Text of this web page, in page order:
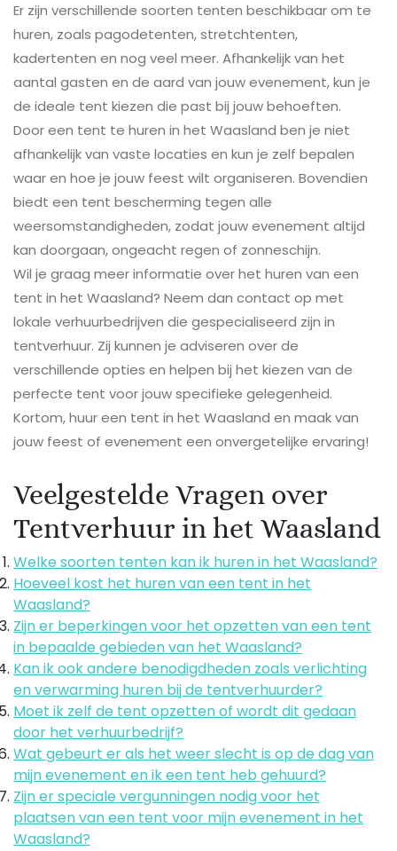
Er zijn verschillende soorten tenten beschikbaar om te
huren, zoals pagodetenten, stretchtenten,
kadertenten en nog veel meer. Afhankelijk van het
aantal gasten en de aard van jouw evenement, kun je
de ideale tent kiezen die past bij jouw behoeften.
Door een tent te huren in het Waasland ben je niet
afhankelijk van vaste locaties en kun je zelf bepalen
waar en hoe je jouw feest wilt organiseren. Bovendien
biedt een tent bescherming tegen alle
weersomstandigheden, zodat jouw evenement altijd
kan doorgaan, ongeacht regen of zonneschijn.
Wil je graag meer informatie over het huren van een
tent in het Waasland? Neem dan contact op met
lokale verhuurbedrijven die gespecialiseerd zijn in
tentverhuur. Zij kunnen je adviseren over de
verschillende opties en helpen bij het kiezen van de
perfecte tent voor jouw specifieke gelegenheid.
Kortom, huur een tent in het Waasland en maak van
jouw feest of evenement een onvergetelijke ervaring!
Veelgestelde Vragen over
Tentverhuur in het Waasland
Welke soorten tenten kan ik huren in het Waasland?
Hoeveel kost het huren van een tent in het
Waasland?
Zijn er beperkingen voor het opzetten van een tent
in bepaalde gebieden van het Waasland?
Kan ik ook andere benodigdheden zoals verlichting
en verwarming huren bij de tentverhuurder?
Moet ik zelf de tent opzetten of wordt dit gedaan
door het verhuurbedrijf?
Wat gebeurt er als het weer slecht is op de dag van
mijn evenement en ik een tent heb gehuurd?
Zijn er speciale vergunningen nodig voor het
plaatsen van een tent voor mijn evenement in het
Waasland?